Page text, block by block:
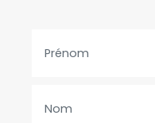
Prénom
Nom